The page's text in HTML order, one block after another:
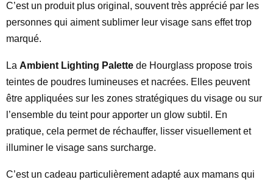
C’est un produit plus original, souvent très apprécié par les
personnes qui aiment sublimer leur visage sans effet trop
marqué.
La Ambient Lighting Palette de Hourglass propose trois
teintes de poudres lumineuses et nacrées. Elles peuvent
être appliquées sur les zones stratégiques du visage ou sur
l’ensemble du teint pour apporter un glow subtil. En
pratique, cela permet de réchauffer, lisser visuellement et
illuminer le visage sans surcharge.
C’est un cadeau particulièrement adapté aux mamans qui